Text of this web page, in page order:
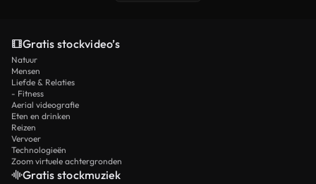
Gratis stockvideo’s
Natuur
Mensen
Liefde & Relaties
- Fitness
Aerial videografie
Eten en drinken
Reizen
Vervoer
Technologieën
Zoom virtuele achtergronden
Gratis stockmuziek